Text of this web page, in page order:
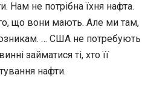
Нам не потрібна їхня нафта.
що вони мають. Але ми там,
… США не потребують
займатися ті, хто її
нафти.